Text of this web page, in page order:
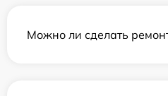
Можно ли сделать